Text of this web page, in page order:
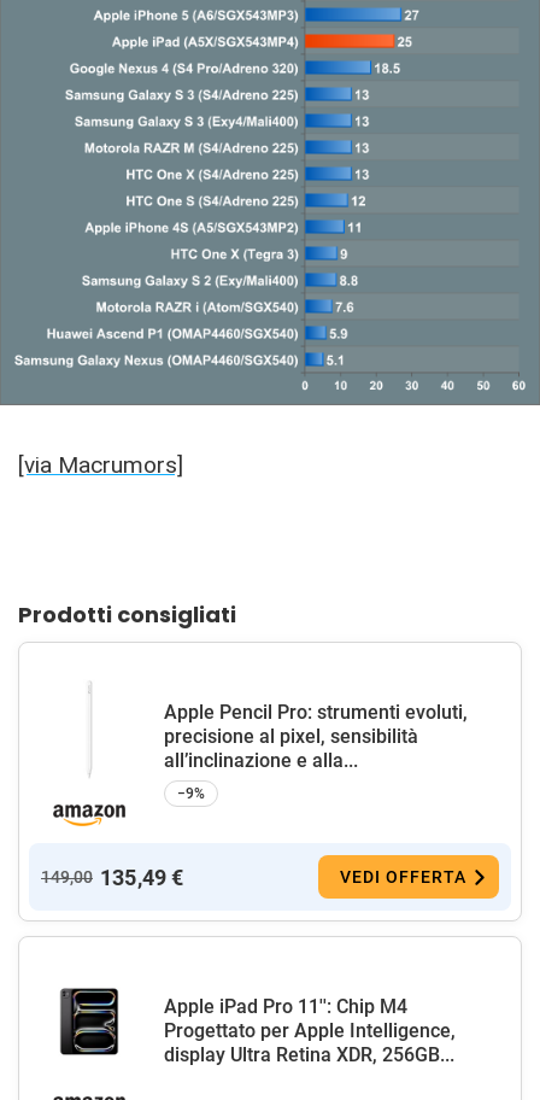
[via Macrumors]
Prodotti consigliati
Apple Pencil Pro: strumenti evoluti,
precisione al pixel, sensibilità
all’inclinazione e alla...
−9%
149,00 135,49 € VEDI OFFERTA
Apple iPad Pro 11'': Chip M4
Progettato per Apple Intelligence,
display Ultra Retina XDR, 256GB...